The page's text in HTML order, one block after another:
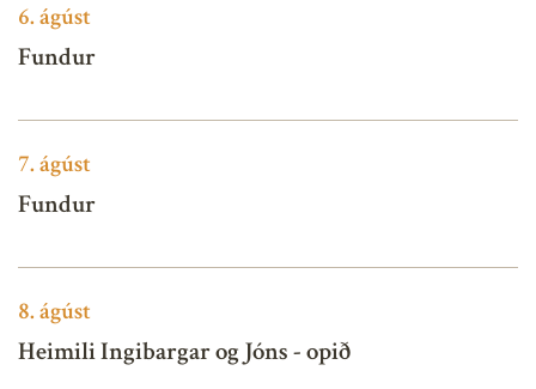
6.ágúst
Fundur
7.ágúst
Fundur
8.ágúst
Heimili Ingibargar og Jóns - opið